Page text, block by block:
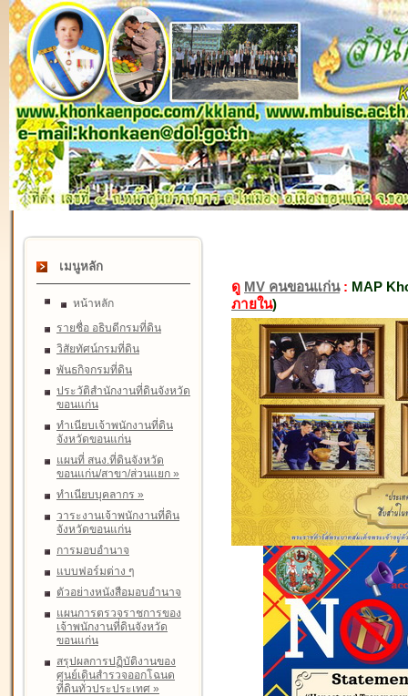
เมนูหลัก
หน้าหลัก
รายชื่อ อธิบดีกรมที่ดิน
วิสัยทัศน์กรมที่ดิน
พันธกิจกรมที่ดิน
ประวัติสำนักงานที่ดินจังหวัด
ขอนแก่น
ทำเนียบเจ้าพนักงานที่ดิน
จังหวัดขอนแก่น
แผนที่ สนง.ที่ดินจังหวัด
ขอนแก่น/สาขา/ส่วนแยก »
ทำเนียบบุคลากร »
วาระงานเจ้าพนักงานที่ดิน
จังหวัดขอนแก่น
การมอบอำนาจ
แบบฟอร์มต่าง ๆ
ตัวอย่างหนังสือมอบอำนาจ
แผนการตรวจราชการของ
เจ้าพนักงานที่ดินจังหวัด
ขอนแก่น
สรุปผลการปฏิบัติงานของ
ศูนย์เดินสำรวจออกโฉนด
ที่ดินทั่วประประเทศ »
ดู MV คนขอนแก่น: MAP
ภายใน)